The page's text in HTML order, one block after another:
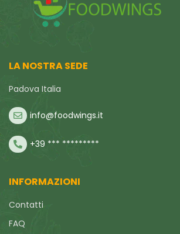
LA NOSTRA SEDE
Padova Italia
info@foodwings.it
+39 *** *********
INFORMAZIONI
Contatti
FAQ